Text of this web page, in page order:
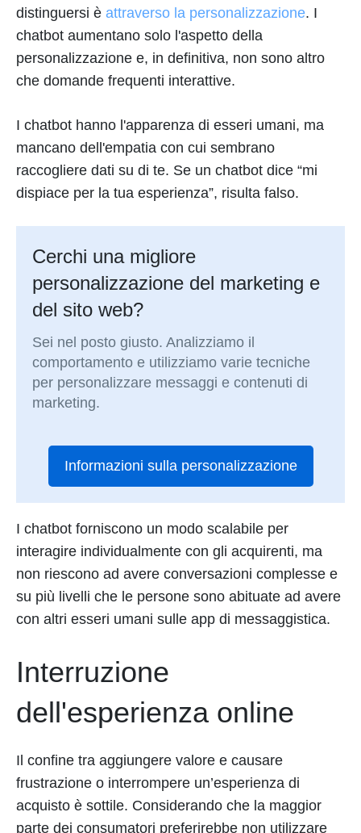
distinguersi è attraverso la personalizzazione. I
chatbot aumentano solo l'aspetto della
personalizzazione e, in definitiva, non sono altro
che domande frequenti interattive.
I chatbot hanno l'apparenza di esseri umani, ma
mancano dell'empatia con cui sembrano
raccogliere dati su di te. Se un chatbot dice “mi
dispiace per la tua esperienza”, risulta falso.
Cerchi una migliore
personalizzazione del marketing e
del sito web?
Sei nel posto giusto. Analizziamo il
comportamento e utilizziamo varie tecniche
per personalizzare messaggi e contenuti di
marketing.
Informazioni sulla personalizzazione
I chatbot forniscono un modo scalabile per
interagire individualmente con gli acquirenti, ma
non riescono ad avere conversazioni complesse e
su più livelli che le persone sono abituate ad avere
con altri esseri umani sulle app di messaggistica.
Interruzione
dell'esperienza online
Il confine tra aggiungere valore e causare
frustrazione o interrompere un’esperienza di
acquisto è sottile. Considerando che la maggior
parte dei consumatori preferirebbe non utilizzare